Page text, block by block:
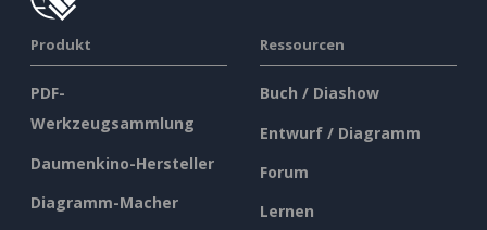
Produkt
PDF-
Werkzeugsammlung
Daumenkino-Hersteller
Diagramm-Macher
Ressourcen
Buch / Diashow
Entwurf / Diagramm
Forum
Lernen